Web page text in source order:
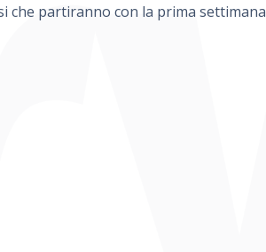
che partiranno con la prima settimana